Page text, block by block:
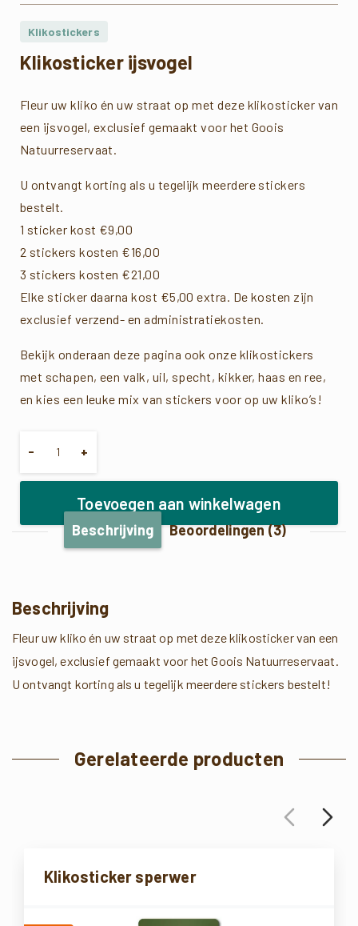
op 5
Klikostickers
Klikosticker ijsvogel
Fleur uw kliko én uw straat op met deze klikosticker van
een ijsvogel, exclusief gemaakt voor het Goois
Natuurreservaat.
U ontvangt korting als u tegelijk meerdere stickers
bestelt.
1 sticker kost €9,00
2 stickers kosten €16,00
3 stickers kosten €21,00
Elke sticker daarna kost €5,00 extra. De kosten zijn
exclusief verzend- en administratiekosten.
Bekijk onderaan deze pagina ook onze klikostickers
met schapen, een valk, uil, specht, kikker, haas en ree,
en kies een leuke mix van stickers voor op uw kliko’s!
Hoeveelheid
- +
Toevoegen aan winkelwagen
Beschrijving Beoordelingen (3)
Beschrijving
Fleur uw kliko én uw straat op met deze klikosticker van een
ijsvogel, exclusief gemaakt voor het Goois Natuurreservaat.
U ontvangt korting als u tegelijk meerdere stickers bestelt!
Gerelateerde producten
Klikosticker sperwer